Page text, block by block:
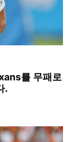
를 무패로
.